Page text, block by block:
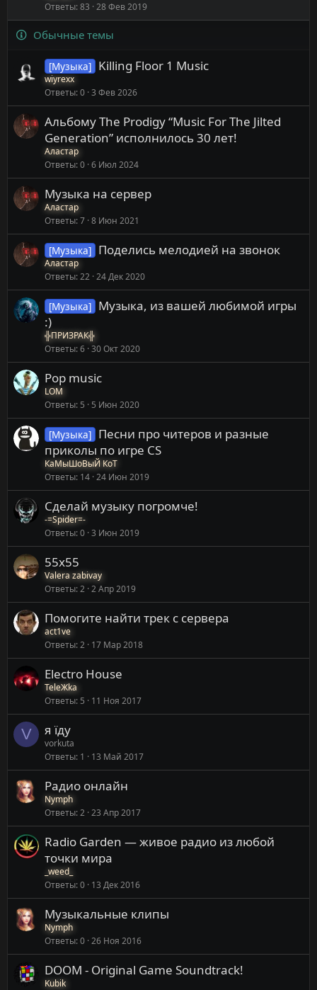
р
Ответы 83 28 Фев 2019
Обычные темы
[Музыка] Killing Floor 1 Music
wiyrexx
Ответы 0 3 Фев 2026
Альбому The Prodigy “Music For The Jilted
Generation” исполнилось 30 лет!
Аластар
Ответы 0 6 Июл 2024
Музыка на сервер
Аластар
Ответы 7 8 Июн 2021
[Музыка] Поделись мелодией на звонок
Аластар
Ответы 22 24 Дек 2020
[Музыка] Музыка, из вашей любимой игры
:)
╬ПРИЗРАК╬
Ответы 6 30 Окт 2020
Pop music
LOM
Ответы 5 5 Июн 2020
[Музыка] Песни про читеров и разные
приколы по игре CS
КаМыШоВыЙ КоТ
Ответы 14 24 Июн 2019
Cделай музыку погромче!
-=Spider=-
Ответы 0 3 Июн 2019
55x55
Valera zabivay
Ответы 2 2 Апр 2019
Помогите найти трек с сервера
act1ve
Ответы 2 17 Мар 2018
Electro House
TeleЖka
Ответы 5 11 Ноя 2017
V я їду
vorkuta
Ответы 1 13 Май 2017
Радио онлайн
Nymph
Ответы 2 23 Апр 2017
Radio Garden — живое радио из любой
точки мира
_weed_
Ответы 0 13 Дек 2016
Музыкальные клипы
Nymph
Ответы 0 26 Ноя 2016
DOOM - Original Game Soundtrack!
Kubik